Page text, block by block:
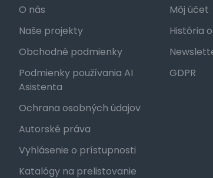
O nás
Naše projekty
Obchodné podmienky
Podmienky používania AI
Asistenta
Ochrana osobných údajov
Autorské práva
Vyhlásenie o prístupnosti
Katalógy na prelistovanie
Môj účet
História
GDPR